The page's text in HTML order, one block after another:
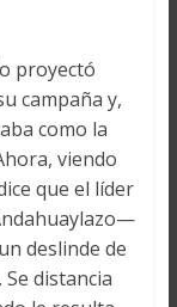
proyectó
campaña y,
como la
viendo
que el líder
deslinde de
distancia